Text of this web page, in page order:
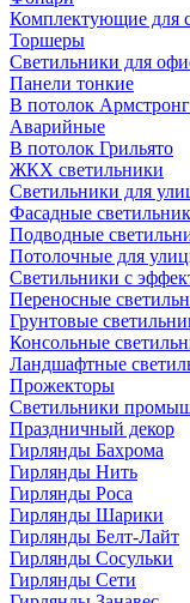
Комплектующие для
Торшеры
Светильники для
Панели тонкие
В потолок Армстронг
Аварийные
В потолок Грильято
ЖКХ светильники
Светильники для
Фасадные
Подводные
Потолочные для
Светильники с
Переносные
Грунтовые
Консольные
Ландшафтные
Прожекторы
Светильники
Праздничный декор
Гирлянды Бахрома
Гирлянды Нить
Гирлянды Роса
Гирлянды Шарики
Гирлянды Белт-Лайт
Гирлянды Сосульки
Гирлянды Сети